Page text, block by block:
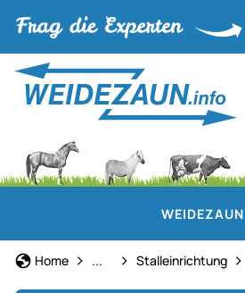
WEIDEZAUN
Home Stall- & Tierzuchtbedarf
... Stalleinrichtung